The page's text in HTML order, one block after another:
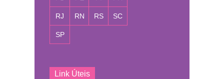
RJ RN RS SC
SP
Link Úteis